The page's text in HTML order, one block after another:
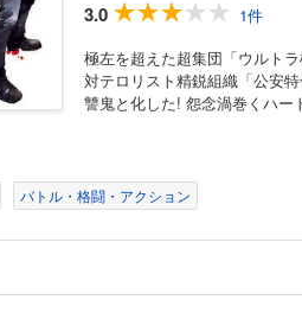
3.0
1件
極左を超えた超集団「ウルト
対テロリスト精鋭組織「公安
讐鬼と化した! 怨念渦巻くハー
バトル・格闘・アクション